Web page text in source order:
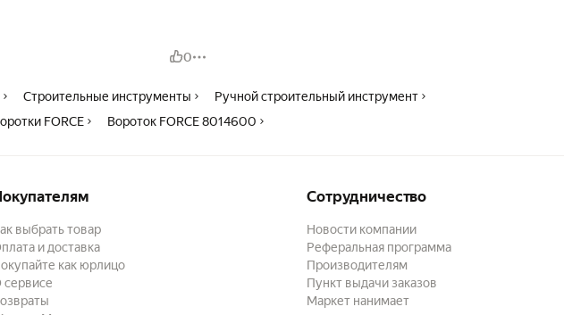
0
Строительные инструменты
Ручной строительный инструмент
FORCE Вороток FORCE 8014600
выбрать товар
и доставка
как юрлицо
сервисе
Сотрудничество
Новости компании
Реферальная программа
Производителям
Пункт выдачи заказов
Маркет нанимает